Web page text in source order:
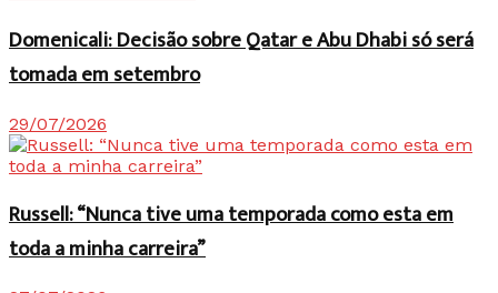
Domenicali: Decisão sobre Qatar e Abu Dhabi só será
tomada em setembro
29/07/2026
Russell: “Nunca tive uma temporada como esta em
toda a minha carreira”